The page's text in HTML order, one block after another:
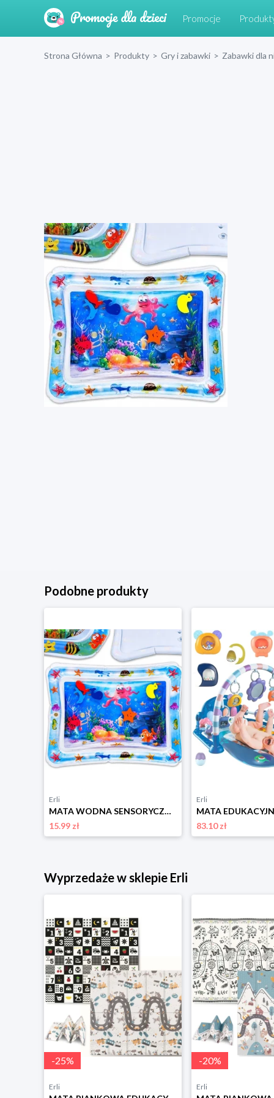
Promocje
Strona Główna > Produkty > Gry i zabawki > Zabawki dla
Podobne produkty
Erli
MATA WODNA SENSORYCZNA EDUKACYJNA DLA DZIECI I NIEMOWLĄT ZABAWKA XXL
15.99 zł
Erli
83.10 zł
Wyprzedaże w sklepie Erli
-25%
Erli
-20%
Erli